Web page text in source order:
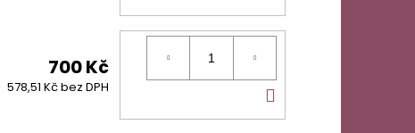
KOŠÍKU
700 Kč
578,51 Kč bez DPH
KOŠÍKU